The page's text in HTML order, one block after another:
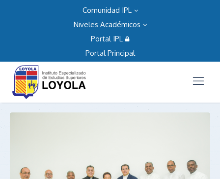
Comunidad IPL
Niveles Académicos
Portal IPL
Portal Principal